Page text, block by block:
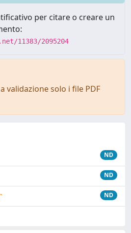
per citare o creare un
11383/2095204
validazione solo i file PDF
ND
ND
ND